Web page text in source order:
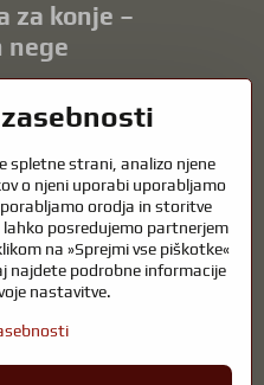
za konje –
nege
vodnih živali. Pravilna
Enako pomembna je skrb za
opremo, pravilno prehrano in
in zadovoljni. Ne glede na to, ali
narave, je cilj ustvariti
varnost in dobro počutje živali
spletne strani, analizo njene
o njeni uporabi uporabljamo
orodja in storitve
posredujemo partnerjem
na »Sprejmi vse piškotke«
najdete podrobne informacije
nastavitve.